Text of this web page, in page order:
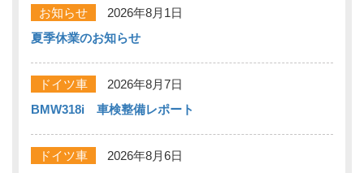
お知らせ
2026年8月1日
夏季休業のお知らせ
ドイツ車
2026年8月7日
BMW318i 車検整備レポート
ドイツ車
2026年8月6日